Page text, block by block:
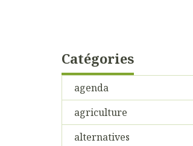
Catégories
agenda
agriculture
alternatives